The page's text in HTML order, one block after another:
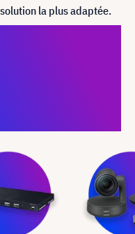
la plus adaptée.